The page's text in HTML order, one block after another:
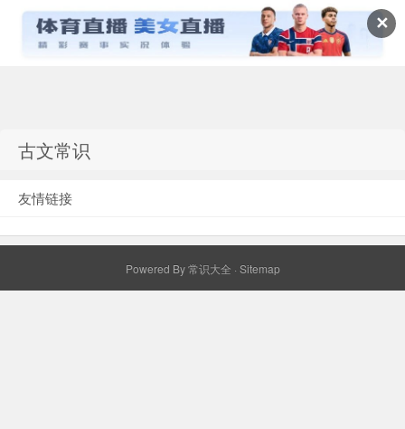
✕
古文常识
友情链接
Powered By常识大全 · Sitemap